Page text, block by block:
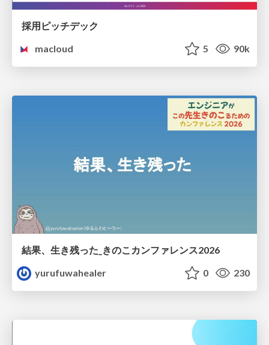
採用ピッチデック
macloud
5 90k
結果、生き残った_きのこカンファレンス2026
yurufuwahealer
0 230